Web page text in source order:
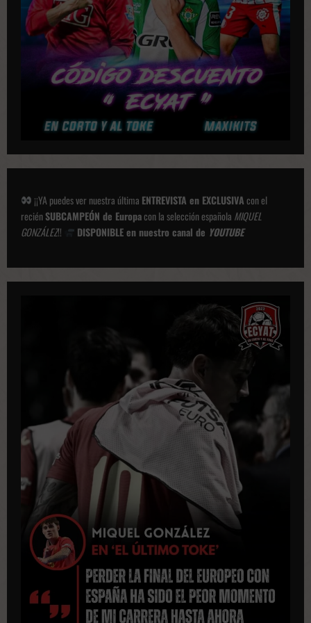
o
¡¡YA puedes ver nuestra última ENTREVISTA en EXCLUSIVAcon el
reciénSUBCAMPEÓN de Europacon la selección española MIQUEL
GONZÁLEZ!! DISPONIBLE en nuestro canal de YOUTUBE